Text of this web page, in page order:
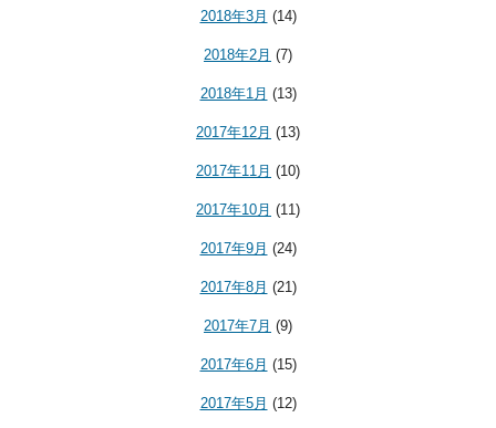
2018年3月 (14)
2018年2月 (7)
2018年1月 (13)
2017年12月 (13)
2017年11月 (10)
2017年10月 (11)
2017年9月 (24)
2017年8月 (21)
2017年7月 (9)
2017年6月 (15)
2017年5月 (12)